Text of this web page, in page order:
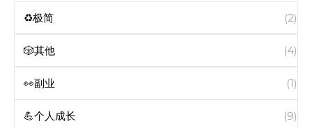
♻️极简 (2)
🎲其他 (4)
👀副业 (1)
💪个人成长 (9)